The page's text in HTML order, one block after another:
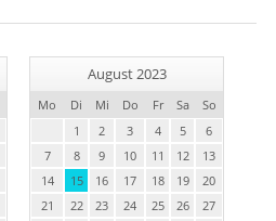
August 2023
Mo Di Mi Do Fr Sa
So
1
2 3 4 5
6
7
8 9 10 11 12
13
14
15 16 17 18 19
20
21
22 23 24 25 26
27